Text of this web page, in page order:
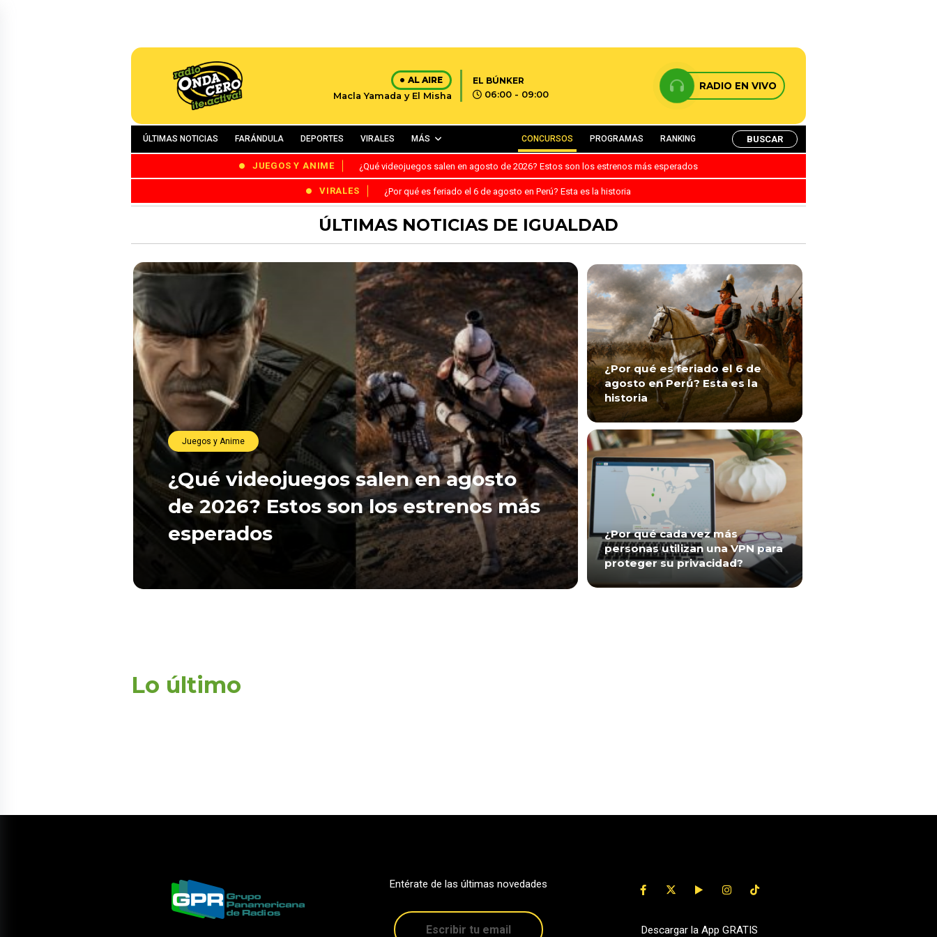
AL AIRE
Macla Yamada y El Misha
EL BÚNKER
06:00 - 09:00
RADIO EN VIVO
ÚLTIMAS NOTICIAS FARÁNDULA DEPORTES VIRALES MÁS CONCURSOS PROGRAMAS RANKING BUSCAR
JUEGOS Y ANIME ¿Qué videojuegos salen en agosto de 2026? Estos son los estrenos más esperados
VIRALES ¿Por qué es feriado el 6 de agosto en Perú? Esta es la historia
ÚLTIMAS NOTICIAS DE IGUALDAD
Juegos y Anime
¿Qué videojuegos salen en agosto
de 2026? Estos son los estrenos más
esperados
¿Por qué es feriado el 6 de
agosto en Perú? Esta es la
historia
¿Por qué cada vez más
personas utilizan una VPN para
proteger su privacidad?
Lo último
Entérate de las últimas novedades
Descargar la App GRATIS